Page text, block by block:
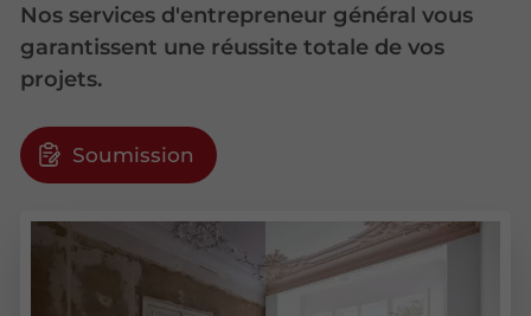
Nos services d'entrepreneur général vous
garantissent une réussite totale de vos
projets.
Soumission